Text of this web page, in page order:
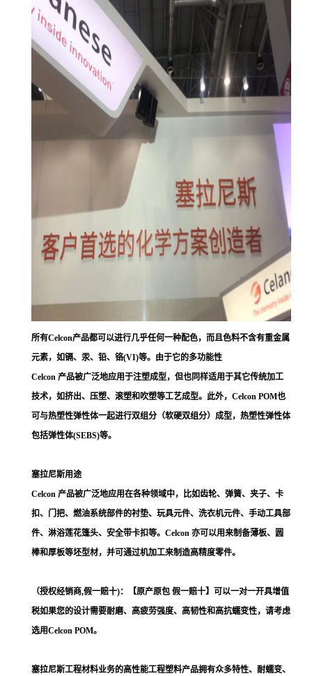
所有Celcon产品都可以进行几乎任何一种配色，而且色料不含有重金属
元素，如镉、汞、铅、铬(VI)等。由于它的多功能性
Celcon 产品被广泛地应用于注塑成型，但也同样适用于其它传统加工
技术，如挤出、压塑、滚塑和吹塑等工艺成型。此外，Celcon POM也
可与热塑性弹性体一起进行双组分（软硬双组分）成型，热塑性弹性体
包括弹性体(SEBS)等。
塞拉尼斯用途
Celcon 产品被广泛地应用在各种领域中，比如齿轮、弹簧、夹子、卡
扣、门把、燃油系统部件的衬垫、玩具元件、洗衣机元件、手动工具部
件、淋浴莲花篷头、安全带卡扣等。Celcon 亦可以用来制备薄板、圆
棒和厚板等坯型材，并可通过机加工来制造高精度零件。
（授权经销商,假一赔十)：【原产原包 假一赔十】可以一对一开具增值
税如果您的设计需要耐磨、高疲劳强度、高韧性和高抗蠕变性，请考虑
选用Celcon POM。
塞拉尼斯工程材料业务的高性能工程塑料产品拥有众多特性、耐蠕变、